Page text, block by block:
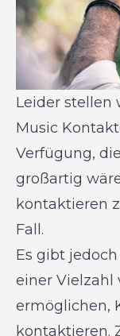
Leider stellen
Music
Verfügung,
großartig
kontaktieren
Fall.
Es gibt
einer Vielzahl
ermöglichen,
kontaktieren.